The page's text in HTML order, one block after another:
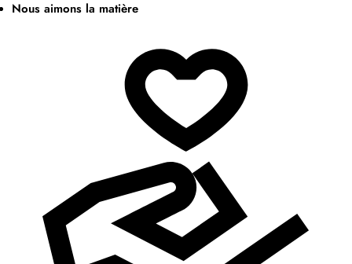
Nous aimons la matière